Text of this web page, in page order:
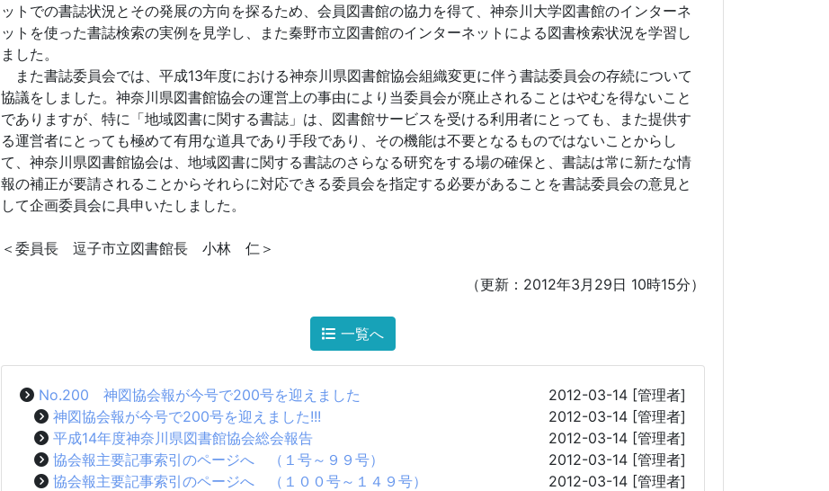
ットでの書誌状況とその発展の方向を探るため、会員図書館の協力を得て、神奈川大学図書館のインターネ
ットを使った書誌検索の実例を見学し、また秦野市立図書館のインターネットによる図書検索状況を学習し
ました。
また書誌委員会では、平成13年度における神奈川県図書館協会組織変更に伴う書誌委員会の存続について
協議をしました。神奈川県図書館協会の運営上の事由により当委員会が廃止されることはやむを得ないこと
でありますが、特に「地域図書に関する書誌」は、図書館サービスを受ける利用者にとっても、また提供す
る運営者にとっても極めて有用な道具であり手段であり、その機能は不要となるものではないことからし
て、神奈川県図書館協会は、地域図書に関する書誌のさらなる研究をする場の確保と、書誌は常に新たな情
報の補正が要請されることからそれらに対応できる委員会を指定する必要があることを書誌委員会の意見と
して企画委員会に具申いたしました。
＜委員長 逗子市立図書館長 小林 仁＞
（更新：2012年3月29日 10時15分）
一覧へ
No.200 神図協会報が今号で200号を迎えました 2012-03-14 [管理者]
神図協会報が今号で200号を迎えました!!!
2012-03-14 [管理者]
平成14年度神奈川県図書館協会総会報告
2012-03-14 [管理者]
協会報主要記事索引のページへ （１号～９９号）
2012-03-14 [管理者]
協会報主要記事索引のページへ （１００号～１４９号）
2012-03-14 [管理者]